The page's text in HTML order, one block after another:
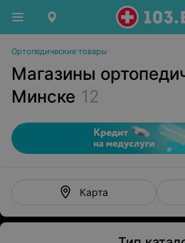
Ортопедические товары
Магазины
Минске 12
Карта